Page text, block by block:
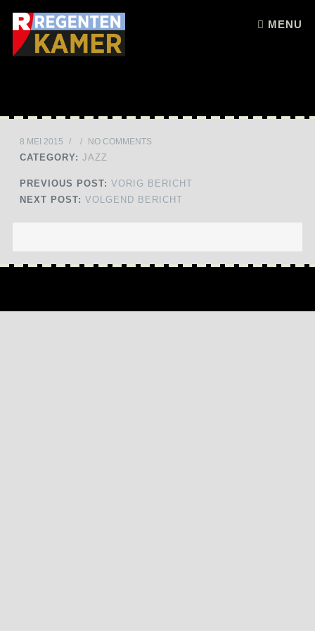
MENU
Skip to content
8 MEI 2015 / / NO COMMENTS
CATEGORY: JAZZ
PREVIOUS POST: VORIG BERICHT
NEXT POST: VOLGEND BERICHT